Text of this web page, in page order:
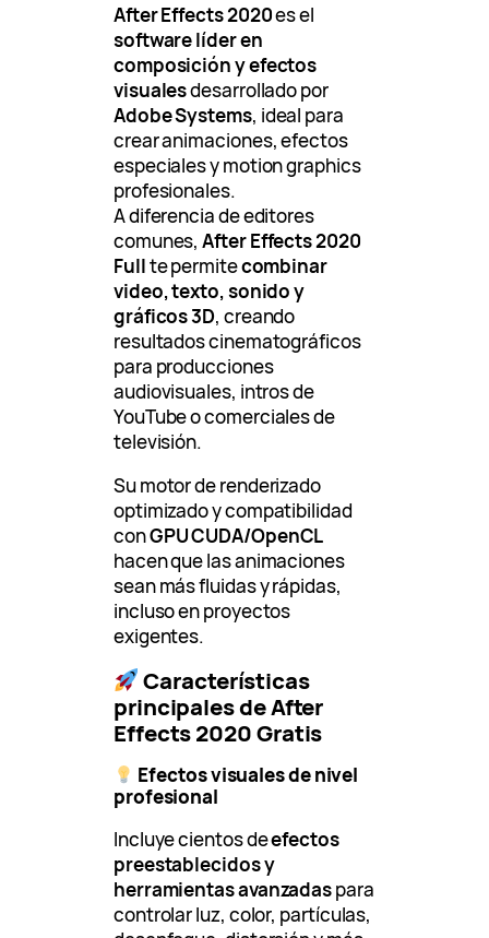
After Effects 2020es el
software líder en
composición y efectos
visualesdesarrollado por
Adobe Systems, ideal para
crear animaciones, efectos
especiales y motion graphics
profesionales.
A diferencia de editores
comunes,After Effects 2020
Fullte permitecombinar
video, texto, sonido y
gráficos 3D, creando
resultados cinematográficos
para producciones
audiovisuales, intros de
YouTube o comerciales de
televisión.
Su motor de renderizado
optimizado y compatibilidad
conGPU CUDA/OpenCL
hacen que las animaciones
sean más fluidas y rápidas,
incluso en proyectos
exigentes.
Características
principales de After
Effects 2020 Gratis
Efectos visuales de nivel
profesional
Incluye cientos deefectos
preestablecidos y
herramientas avanzadaspara
controlar luz, color, partículas,